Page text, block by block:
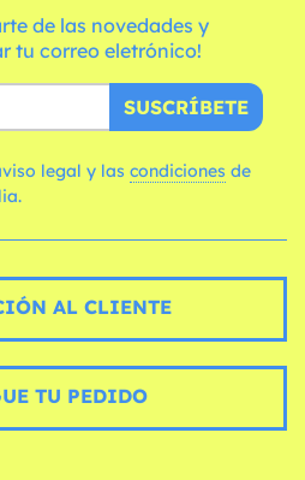
de las novedades y
tu correo eletrónico!
SUSCRÍBETE
legal y las condiciones
AL CLIENTE
TU PEDIDO